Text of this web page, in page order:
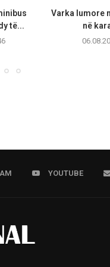
të...
Varka lumore
në
YOUTUBE